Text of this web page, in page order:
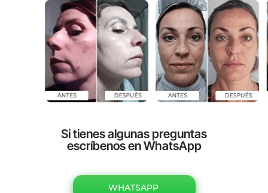
Si tienes algunas preguntas
escríbenos en WhatsApp
WHATSAPP